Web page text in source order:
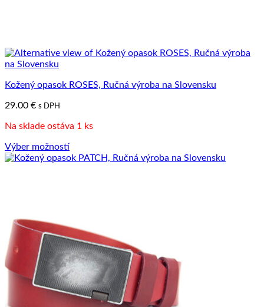
Kožený opasok ROSES, Ručná výroba na Slovensku
29.00 € s DPH
Na sklade ostáva 1 ks
Výber možností
Tento
môžete
vybrať
na
stránke
produktu.